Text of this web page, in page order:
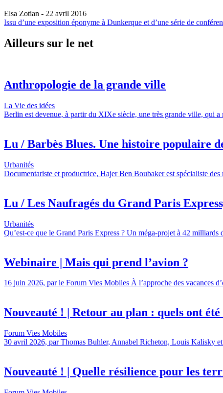
Elsa Zotian - 22 avril 2016
Issu d’une exposition éponyme à Dunkerque et d’une série de
Ailleurs sur le net
Anthropologie de la grande ville
La Vie des idées
Berlin est devenue, à partir du XIXe siècle, une très grande ville, qui a
Lu / Barbès Blues. Une histoire populaire
Urbanités
Documentariste et productrice, Hajer Ben Boubaker est spécialiste des
Lu / Les Naufragés du Grand Paris
Urbanités
Qu’est-ce que le Grand Paris Express ? Un méga-projet à 42 milliards
Webinaire | Mais qui prend l’avion ?
16 juin 2026, par le Forum Vies Mobiles À l’approche des vacances
Nouveauté ! | Retour au plan : quels ont été
Forum Vies Mobiles
30 avril 2026, par Thomas Buhler, Annabel Richeton, Louis Kalisky
Nouveauté ! | Quelle résilience pour les